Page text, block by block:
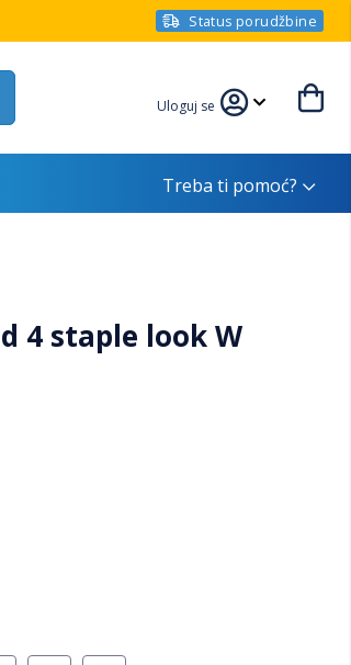
Status porudžbine
Uloguj se
Treba ti pomoć?
4 staple look W